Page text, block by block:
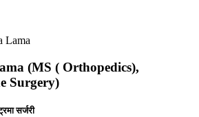
(MS ( Orthopedics),
Surgery)
सर्जरी